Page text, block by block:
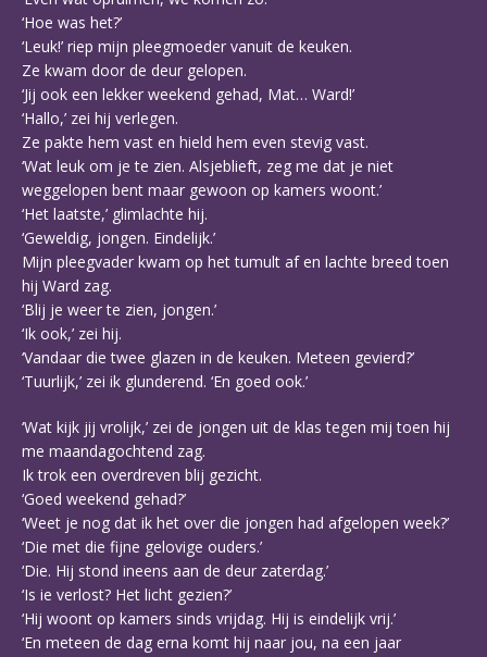
‘Hoe was het?’
‘Leuk!’ riep mijn pleegmoeder vanuit de keuken.
Ze kwam door de deur gelopen.
‘Jij ook een lekker weekend gehad, Mat… Ward!’
‘Hallo,’ zei hij verlegen.
Ze pakte hem vast en hield hem even stevig vast.
‘Wat leuk om je te zien. Alsjeblieft, zeg me dat je niet
weggelopen bent maar gewoon op kamers woont.’
‘Het laatste,’ glimlachte hij.
‘Geweldig, jongen. Eindelijk.’
Mijn pleegvader kwam op het tumult af en lachte breed toen
hij Ward zag.
‘Blij je weer te zien, jongen.’
‘Ik ook,’ zei hij.
‘Vandaar die twee glazen in de keuken. Meteen gevierd?’
‘Tuurlijk,’ zei ik glunderend. ‘En goed ook.’
‘Wat kijk jij vrolijk,’ zei de jongen uit de klas tegen mij toen hij
me maandagochtend zag.
Ik trok een overdreven blij gezicht.
‘Goed weekend gehad?’
‘Weet je nog dat ik het over die jongen had afgelopen week?’
‘Die met die fijne gelovige ouders.’
‘Die. Hij stond ineens aan de deur zaterdag.’
‘Is ie verlost? Het licht gezien?’
‘Hij woont op kamers sinds vrijdag. Hij is eindelijk vrij.’
‘En meteen de dag erna komt hij naar jou, na een jaar